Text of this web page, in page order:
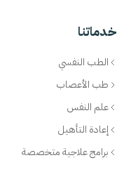
خدماتنا
الطب النفسي
طب الأعصاب
علم النفس
إعادة التأهيل
برامج علاجية متخصصة